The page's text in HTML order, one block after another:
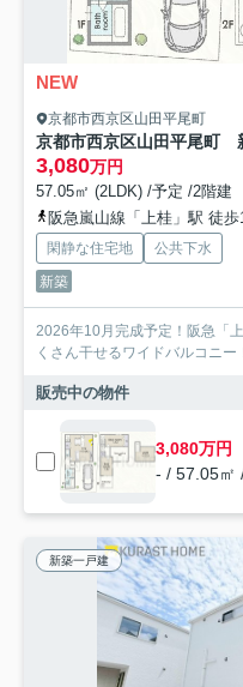
NEW
京都市西京区山田平尾町
京都市西京区山田平尾町
3,080万円
57.05㎡ (2LDK) /予定 /2階建
阪急嵐山線「上桂」駅 徒歩
閑静な住宅地
公共下水
新築
2026年10月完成予定！阪急「
くさん干せるワイドバルコニー
販売中の物件
3,080万円
- / 57.05㎡
新築一戸建